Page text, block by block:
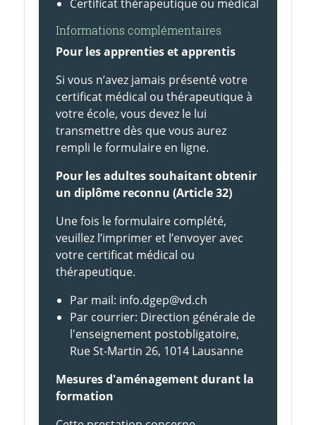
Certificat thérapeutique ou médical
Informations complémentaires
Pour les apprenties et apprentis
Si vous n’avez jamais présenté votre
certificat médical ou thérapeutique à
votre école, vous devez le lui
transmettre dès que vous aurez
rempli le formulaire en ligne.
Pour les adultes souhaitant obtenir
un diplôme reconnu (Article 32)
Une fois le formulaire complété,
veuillez l’imprimer et l’envoyer avec
votre certificat médical ou
thérapeutique.
Par mail: info.dgep@vd.ch
Par courrier: Direction générale de
l'enseignement postobligatoire,
Rue St-Martin 26, 1014 Lausanne
Mesures d'aménagement durant la
formation